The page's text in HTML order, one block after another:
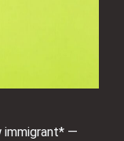
immigrant* —